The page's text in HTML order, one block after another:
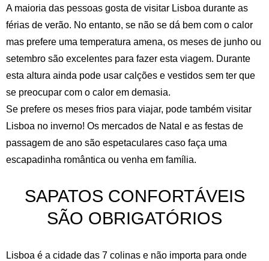
A maioria das pessoas gosta de visitar Lisboa durante as
férias de verão. No entanto, se não se dá bem com o calor
mas prefere uma temperatura amena, os meses de junho ou
setembro são excelentes para fazer esta viagem. Durante
esta altura ainda pode usar calções e vestidos sem ter que
se preocupar com o calor em demasia.
Se prefere os meses frios para viajar, pode também visitar
Lisboa no inverno! Os mercados de Natal e as festas de
passagem de ano são espetaculares caso faça uma
escapadinha romântica ou venha em família.
SAPATOS CONFORTÁVEIS
SÃO OBRIGATÓRIOS
Lisboa é a cidade das 7 colinas e não importa para onde